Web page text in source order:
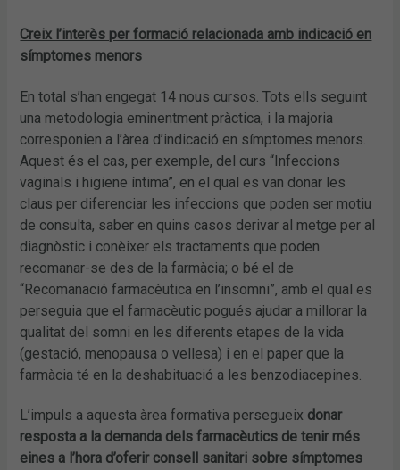
Creix l’interès per formació relacionada amb indicació en
símptomes menors
En total s’han engegat 14 nous cursos. Tots ells seguint
una metodologia eminentment pràctica, i la majoria
corresponien a l’àrea d’indicació en símptomes menors.
Aquest és el cas, per exemple, del curs “Infeccions
vaginals i higiene íntima”, en el qual es van donar les
claus per diferenciar les infeccions que poden ser motiu
de consulta, saber en quins casos derivar al metge per al
diagnòstic i conèixer els tractaments que poden
recomanar-se des de la farmàcia; o bé el de
“Recomanació farmacèutica en l’insomni”, amb el qual es
perseguia que el farmacèutic pogués ajudar a millorar la
qualitat del somni en les diferents etapes de la vida
(gestació, menopausa o vellesa) i en el paper que la
farmàcia té en la deshabituació a les benzodiacepines.
L’impuls a aquesta àrea formativa persegueix donar
resposta a la demanda dels farmacèutics de tenir més
eines a l’hora d’oferir consell sanitari sobre símptomes